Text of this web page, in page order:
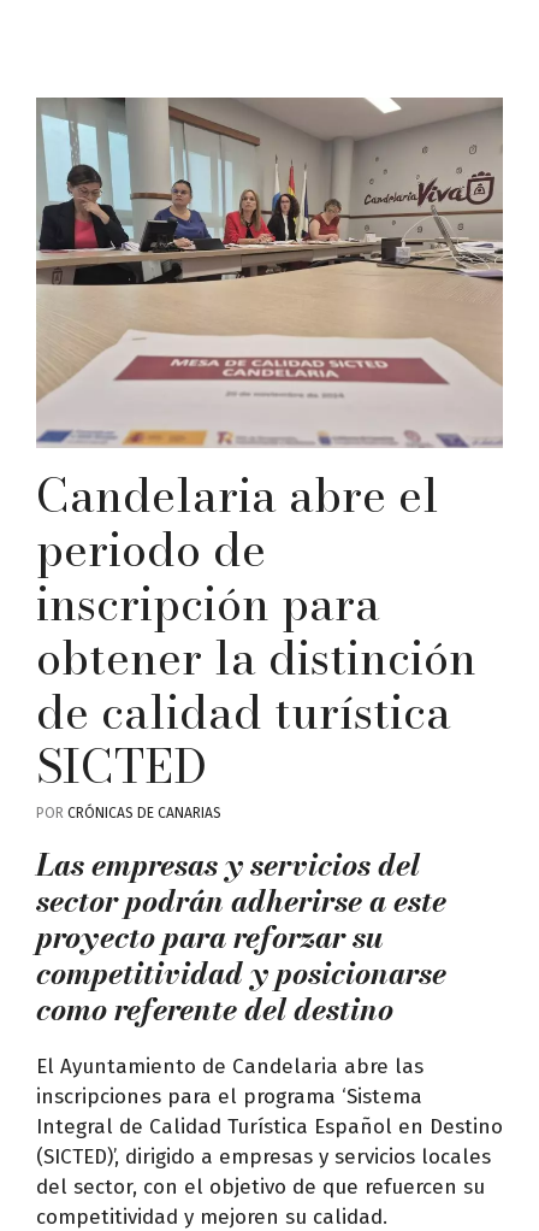
Candelaria abre el
periodo de
inscripción para
obtener la distinción
de calidad turística
SICTED
POR CRÓNICAS DE CANARIAS
Las empresas y servicios del
sector podrán adherirse a este
proyecto para reforzar su
competitividad y posicionarse
como referente del destino
El Ayuntamiento de Candelaria abre las
inscripciones para el programa ‘Sistema
Integral de Calidad Turística Español en Destino
(SICTED)’, dirigido a empresas y servicios locales
del sector, con el objetivo de que refuercen su
competitividad y mejoren su calidad.